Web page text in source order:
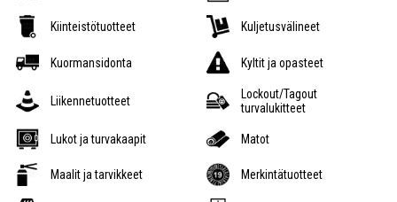
Kiinteistötuotteet Kuljetusvälineet
Kuormansidonta Kyltit ja opasteet
Liikennetuotteet
Lockout/Tagout
turvalukitteet
Lukot ja turvakaapit Matot
Maalit ja tarvikkeet Merkintätuotteet